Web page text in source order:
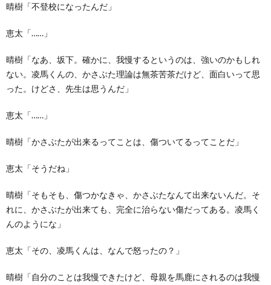
晴樹「不登校になったんだ」
恵太「……」
晴樹「なあ、坂下。確かに、我慢するというのは、強いのかもしれ
ない。凌馬くんの、かさぶた理論は無茶苦茶だけど、面白いって思
った。けどさ、先生は思うんだ」
恵太「……」
晴樹「かさぶたが出来るってことは、傷ついてるってことだ」
恵太「そうだね」
晴樹「そもそも、傷つかなきゃ、かさぶたなんて出来ないんだ。そ
れに、かさぶたが出来ても、完全に治らない傷だってある。凌馬く
んのようにな」
恵太「その、凌馬くんは、なんで怒ったの？」
晴樹「自分のことは我慢できたけど、母親を馬鹿にされるのは我慢